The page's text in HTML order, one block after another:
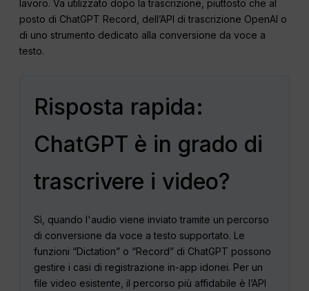
lavoro. Va utilizzato dopo la trascrizione, piuttosto che al
posto di ChatGPT Record, dell’API di trascrizione OpenAI o
di uno strumento dedicato alla conversione da voce a
testo.
Risposta rapida:
ChatGPT è in grado di
trascrivere i video?
Sì, quando l'audio viene inviato tramite un percorso
di conversione da voce a testo supportato. Le
funzioni “Dictation” o “Record” di ChatGPT possono
gestire i casi di registrazione in-app idonei. Per un
file video esistente, il percorso più affidabile è l’API